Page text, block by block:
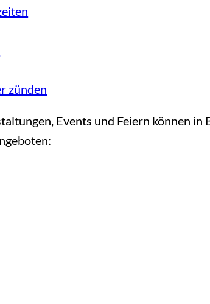
zünden
Events und Feiern können